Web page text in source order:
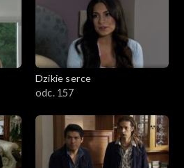
Dzikie serce
odc. 157